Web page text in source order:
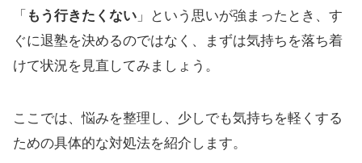
「 もう行きたくない 」という思いが強まったとき、す
ぐに退塾を決めるのではなく、まずは気持ちを落ち着
けて状況を見直してみましょう。
ここでは、悩みを整理し、少しでも気持ちを軽くする
ための具体的な対処法を紹介します。